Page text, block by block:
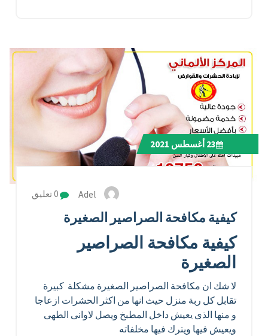
23أغسطس 2021
Adel 0 تعليق
كيفية مكافحة الصراصير الصغيرة
كيفية مكافحة الصراصير
الصغيرة
لا شك ان مكافحة الصراصير الصغيرة مشكلة كبيرة
تقابل كل ربة منزل حيث انها من اكثر الحشرات ازعاجا
و منها الذى يعيش داخل المطبخ ويصل لاوانى الطهى
ويعيش فيها ويترك فيها مخلفاته